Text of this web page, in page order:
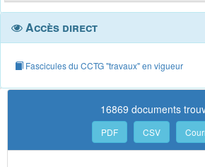
Accès direct
Fascicules du CCTG "travaux" en vigueur
16869 documents
PDF CSV